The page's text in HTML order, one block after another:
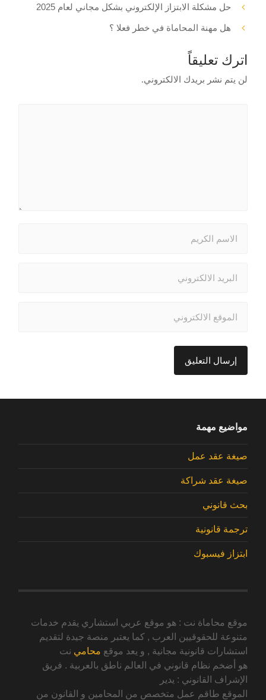
حل مشكلة الابتزاز الإلكتروني بشكل مجاني لعام 2025
هل مهنة المحاماة في خطر فعلا ؟
اترك تعليقاً
لن يتم نشر بريدك الالكتروني.
مواضيع مهمة
صيغة عقد عمل
صيغة عقد شراكة
بحث قانوني
ترجمة قانونية
ابتزاز فيسبوك
موقع محاماة نت : هو موقع عربي استشاري يقدم خدمات
متنوعة للحقوقيين العرب , كما يعتبر منصة جيدة لتقديم
استشارات قانونية مجانية , و يعد موقع محامي نت
هو أضخم نظام قانوني في العالم ناطق بالعربية . فريق
الإشراف القانوني : يدير
الموقع طاقم عمل متخصص من المحامين و القانون من